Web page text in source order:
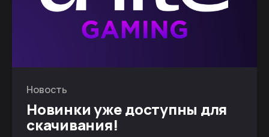
Новость
Новинки уже доступны для
скачивания!